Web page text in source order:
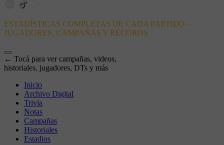
ESTADÍSTICAS COMPLETAS DE CADA PARTIDO -
JUGADORES, CAMPAÑAS Y RÉCORDS
← Tocá para ver campañas, videos,
historiales, jugadores, DTs y más
Inicio
Archivo Digital
Trivia
Notas
Campañas
Historiales
Estadios